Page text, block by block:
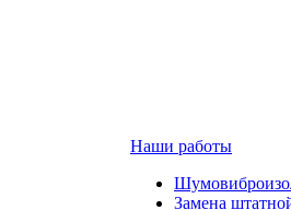
Наши работы
Замена